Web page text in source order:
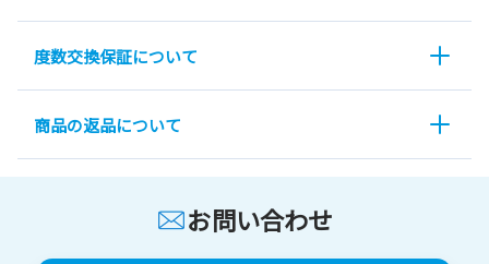
度数交換保証について
商品の返品について
お問い合わせ